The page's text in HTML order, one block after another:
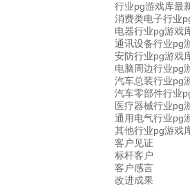
行业pg游戏库最
消费类电子行业
电器行业pg游戏
通讯设备行业pg
安防行业pg游戏
电脑周边行业pg
汽车总装行业pg
汽车零部件行业
医疗器械行业pg
通用电气行业pg
其他行业pg游戏
客户见证
标杆客户
客户感言
改进成果